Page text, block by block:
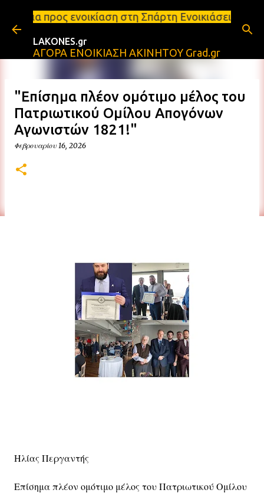
Μετάβαση στο κύριο περιεχόμενο
στη Σπάρτη Ενοικιάσεις διαμερισμάτων
LAKONES.gr
ΑΓΟΡΑ ΕΝΟΙΚΙΑΣΗ ΑΚΙΝΗΤΟΥ Grad.gr
"Επίσημα πλέον ομότιμο μέλος του
Πατριωτικού Ομίλου Απογόνων
Αγωνιστών 1821!"
Φεβρουαρίου 16, 2026
Ηλίας Περγαντής
Επίσημα πλέον ομότιμο μέλος του Πατριωτικού Ομίλου